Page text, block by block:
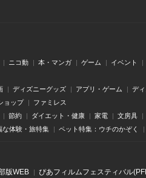
ニコ動 本・マンガ ゲーム イベント
ディズニーグッズ アプリ・ゲーム デ
ョップ ファミレス
節約 ダイエット・健康 家電 文房具
な体験・旅特集 ペット特集：ウチのかぞく
版WEB ぴあフィルムフェスティバル